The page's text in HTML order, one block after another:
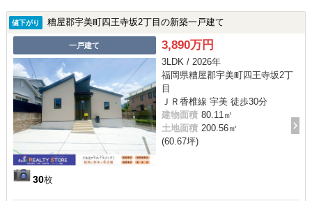
値下がり 糟屋郡宇美町四王寺坂2丁目の新築一戸建て
一戸建て
30枚
3,890万円
3LDK / 2026年
福岡県糟屋郡宇美町四王寺坂2丁
目
ＪＲ香椎線 宇美 徒歩30分
建物面積 80.11㎡
土地面積 200.56㎡
(60.67坪)